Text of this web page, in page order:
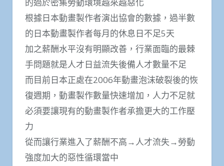
根據日本動畫製作者演出協會的數據，過半數
的日本動畫製作者每月的休息日不足5天
加之薪酬水平沒有明顯改善，行業面臨的最棘
手問題就是人才日益流失後備人才數量不足
而目前日本正處在2006年動畫泡沫破裂後的恢
復週期，動畫製作數量快速增加，人力不足就
必須要讓現有的動畫製作者承擔更大的工作壓
力
從而讓行業進入了薪酬不高→人才流失→勞動
強度加大的惡性循環當中